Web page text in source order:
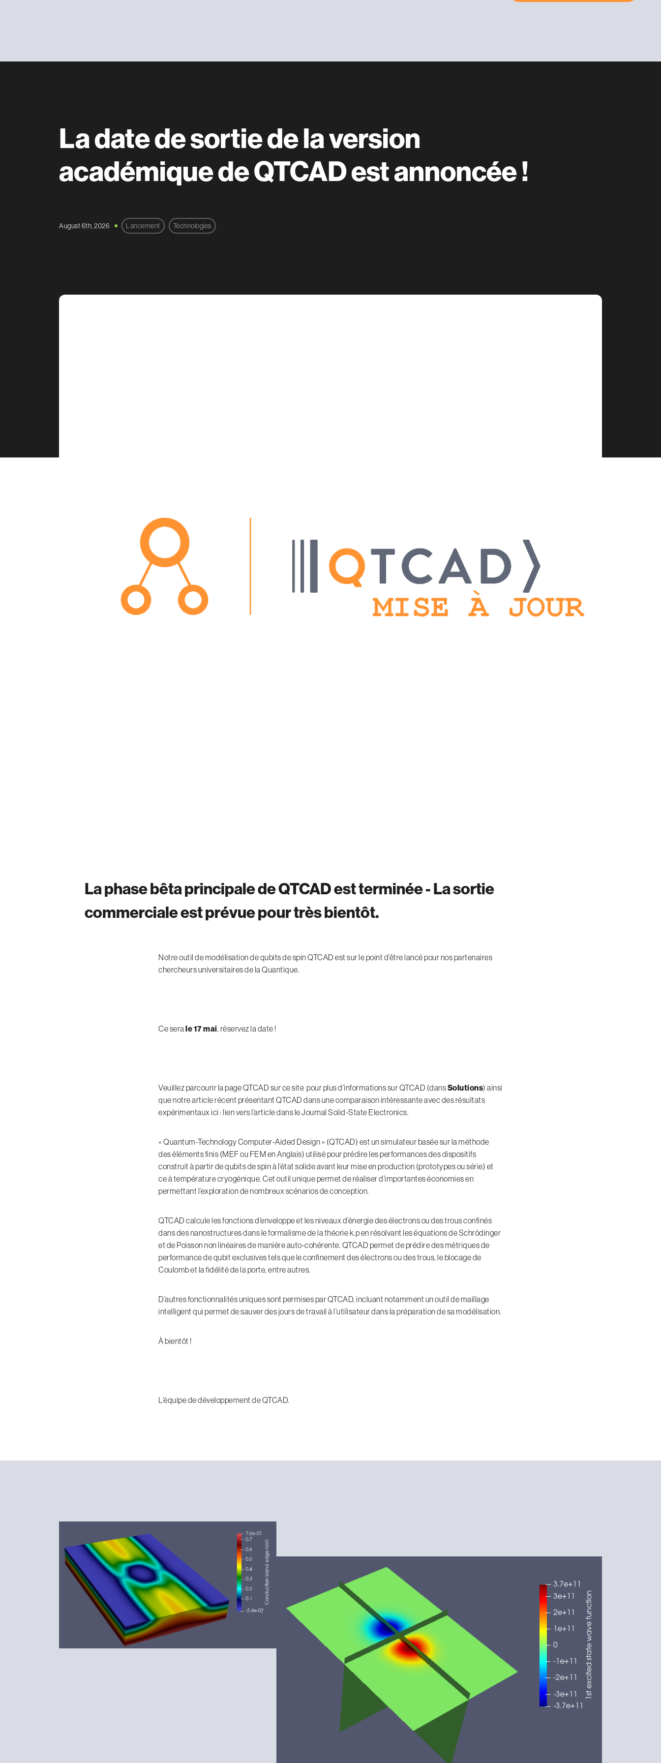
La date de sortie de la version
académique de QTCAD est annoncée !
August 6th, 2026 Lancement Technologies
La phase bêta principale de QTCAD est terminée - La sortie
commerciale est prévue pour très bientôt.
Notre outil de modélisation de qubits de spin QTCAD est sur le point d’être lancé pour nos partenaires
chercheurs universitaires de la Quantique.
Ce sera le 17 mai, réservez la date !
Veuillez parcourir la page QTCAD sur ce site pour plus d’informations sur QTCAD (dansSolutions) ainsi
que notre article récent présentant QTCAD dans une comparaison intéressante avec des résultats
expérimentaux ici : lien vers l’article dans le Journal Solid-State Electronics.
« Quantum-Technology Computer-Aided Design » (QTCAD) est un simulateur basée sur la méthode
des éléments finis (MEF ou FEM en Anglais) utilisé pour prédire les performances des dispositifs
construit à partir de qubits de spin à l’état solide avant leur mise en production (prototypes ou série) et
ce à température cryogénique. Cet outil unique permet de réaliser d’importantes économies en
permettant l’exploration de nombreux scénarios de conception.
QTCAD calcule les fonctions d’enveloppe et les niveaux d’énergie des électrons ou des trous confinés
dans des nanostructures dans le formalisme de la théorie k.p en résolvant les équations de Schrödinger
et de Poisson non linéaires de manière auto-cohérente. QTCAD permet de prédire des métriques de
performance de qubit exclusives tels que le confinement des électrons ou des trous, le blocage de
Coulomb et la fidélité de la porte, entre autres.
D’autres fonctionnalités uniques sont permises par QTCAD, incluant notamment un outil de maillage
intelligent qui permet de sauver des jours de travail à l’utilisateur dans la préparation de sa modélisation.
À bientôt !
L’équipe de développement de QTCAD.